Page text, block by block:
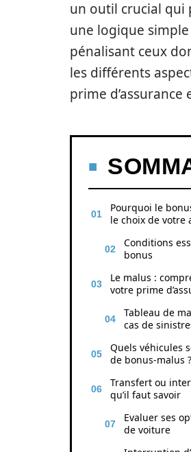
un outil crucial qui
une logique
pénalisant ceux
les différents
prime
Pourquoi le
le choix de votre
Conditions
bonus
Le malus :
votre prime
Tableau de
cas de
Quels véhicules
de bonus-malus ?
Transfert ou
qu’il faut savoir
Evaluer ses
de voiture